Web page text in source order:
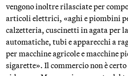
vengono inoltre rilasciate per
articoli elettrici, «aghi e piombini
calzetteria, cuscinetti in agata per
automatiche, tubi e apparecchi a
per macchine agricole e macchine
sigarette». Il commercio non è